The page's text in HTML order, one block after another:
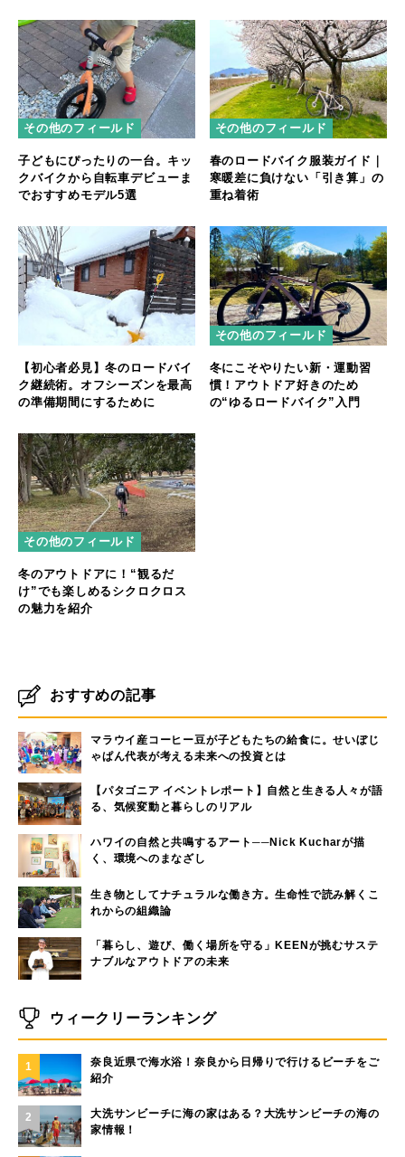
その他のフィールド
子どもにぴったりの一台。キッ
クバイクから自転車デビューま
でおすすめモデル5選
その他のフィールド
春のロードバイク服装ガイド｜
寒暖差に負けない「引き算」の
重ね着術
【初心者必見】冬のロードバイ
ク継続術。オフシーズンを最高
の準備期間にするために
その他のフィールド
冬にこそやりたい新・運動習
慣！アウトドア好きのため
の“ゆるロードバイク”入門
その他のフィールド
冬のアウトドアに！“観るだ
け”でも楽しめるシクロクロス
の魅力を紹介
おすすめの記事
マラウイ産コーヒー豆が子どもたちの給食に。せいぼじ
ゃぱん代表が考える未来への投資とは
【パタゴニア イベントレポート】自然と生きる人々が語
る、気候変動と暮らしのリアル
ハワイの自然と共鳴するアート──Nick Kucharが描
く、環境へのまなざし
生き物としてナチュラルな働き方。生命性で読み解くこ
れからの組織論
「暮らし、遊び、働く場所を守る」KEENが挑むサステ
ナブルなアウトドアの未来
ウィークリーランキング
1
奈良近県で海水浴！奈良から日帰りで行けるビーチをご
紹介
2
大洗サンビーチに海の家はある？大洗サンビーチの海の
家情報！